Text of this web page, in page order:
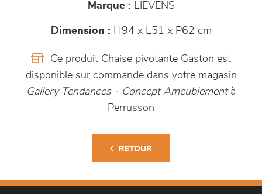
Marque : LIEVENS
Dimension : H94 x L51 x P62 cm
Ce produit Chaise pivotante Gaston est
disponible sur commande dans votre magasin
Gallery Tendances - Concept Ameublement à
Perrusson
RETOUR